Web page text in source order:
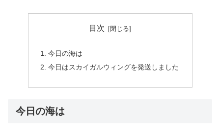
目次
今日の海は
今日はスカイガルウィングを発送しました
今日の海は